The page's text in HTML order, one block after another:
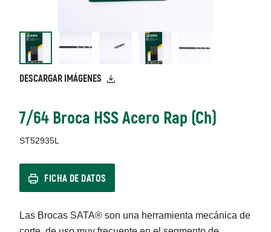
DESCARGAR IMÁGENES
7/64 Broca HSS Acero Rap (Ch)
ST52935L
FICHA DE DATOS
Las Brocas SATA® son una herramienta mecánica de